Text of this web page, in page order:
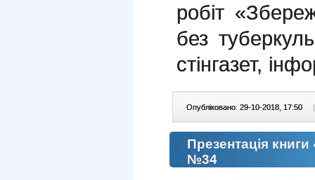
робіт
без
стінгазет,
Опубліковано: 29-10-2018, 17:50 |
Презентація
№34